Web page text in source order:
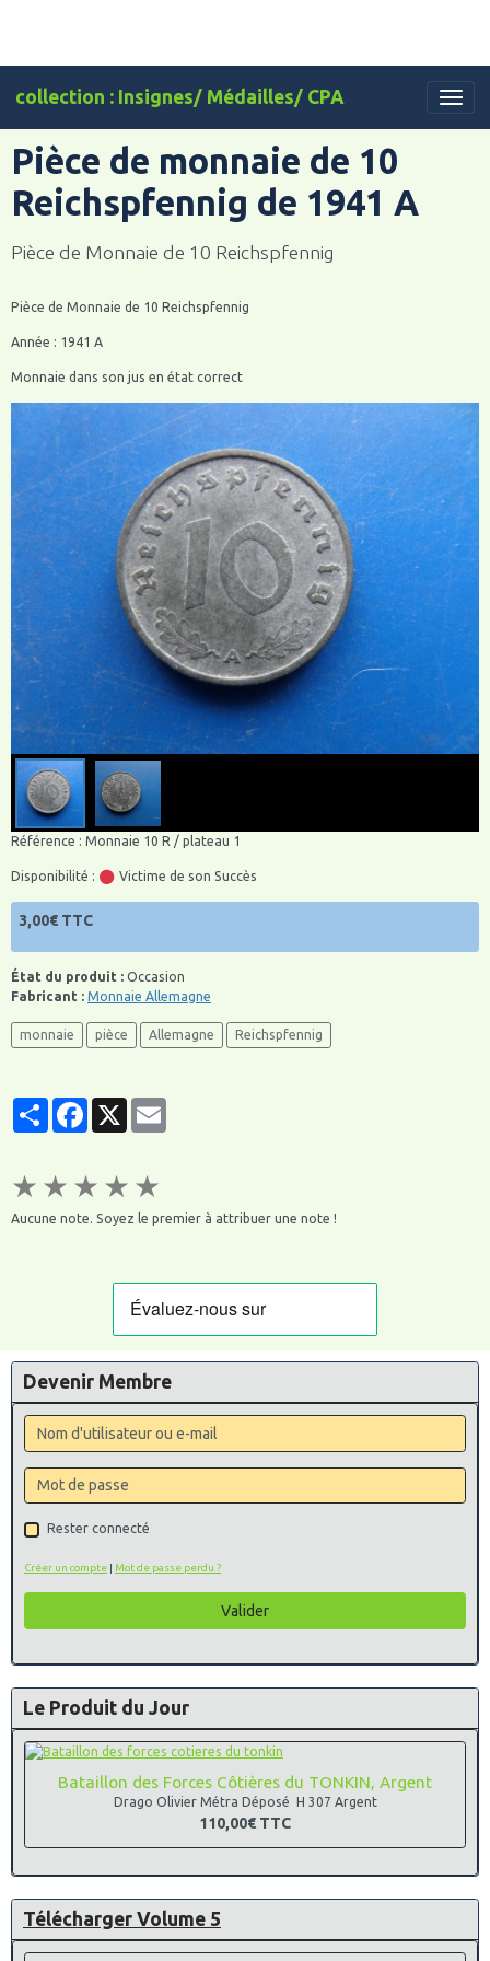
collection : Insignes/ Médailles/ CPA
Pièce de monnaie de 10
Reichspfennig de 1941 A
Pièce de Monnaie de 10 Reichspfennig
Pièce de Monnaie de 10 Reichspfennig
Année : 1941 A
Monnaie dans son jus en état correct
Référence : Monnaie 10 R / plateau 1
Disponibilité : Victime de son Succès
3,00€ TTC
État du produit : Occasion
Fabricant : Monnaie Allemagne
monnaie pièce Allemagne Reichspfennig
PartagerFacebook
★ ★ ★ ★ ★
Aucune note. Soyez le premier à attribuer une note !
Devenir Membre
Rester connecté
Créer un compte | Mot de passe perdu ?
Valider
Le Produit du Jour
Bataillon des Forces Côtières du TONKIN, Argent
Drago Olivier Métra Déposé H 307 Argent
110,00€ TTC
Télécharger Volume 5